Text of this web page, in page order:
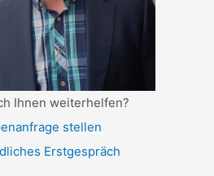
Ihnen weiterhelfen?
stellen
Erstgespräch